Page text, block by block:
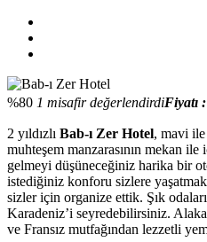
%80 1 misafir değerlendirdiFiyatı
2 yıldızlı Bab-ı Zer Hotel, mavi
muhteşem manzarasının mekan
gelmeyi düşüneceğiniz harika bir
istediğiniz konforu sizlere
sizler için organize ettik. Şık
Karadeniz’i seyredebilirsiniz.
ve Fransız mutfağından lezzetli